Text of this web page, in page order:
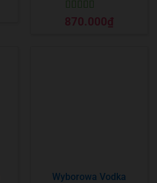
Được xếp
hạng55 sao
870.000₫
Wyborowa Vodka